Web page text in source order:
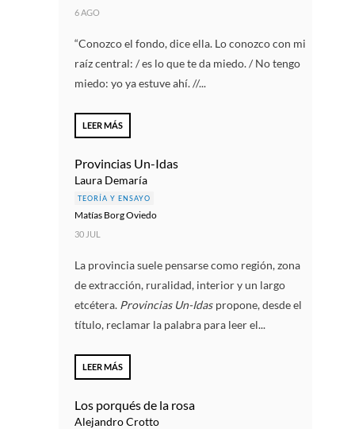
6 AGO
“Conozco el fondo, dice ella. Lo conozco con mi
raíz central: / es lo que te da miedo. / No tengo
miedo: yo ya estuve ahí. //...
LEER MÁS
Provincias Un-Idas
Laura Demaría
TEORÍA Y ENSAYO
Matías Borg Oviedo
30 JUL
La provincia suele pensarse como región, zona
de extracción, ruralidad, interior y un largo
etcétera. Provincias Un-Idas propone, desde el
título, reclamar la palabra para leer el...
LEER MÁS
Los porqués de la rosa
Alejandro Crotto